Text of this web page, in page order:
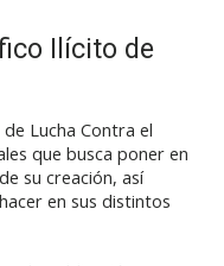
Ilícito de
Lucha Contra el
que busca poner en
su creación, así
en sus distintos